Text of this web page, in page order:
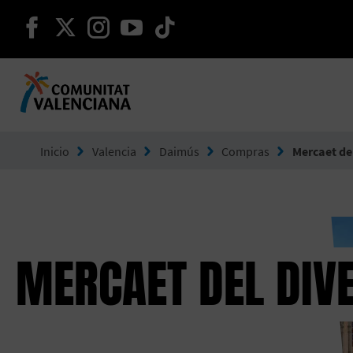
seguir en facebook
seguir en twitter
seguir en instagram
seguir en youtube
Inicio Valencia Daimús Compras Mercaet
MERCAET DEL